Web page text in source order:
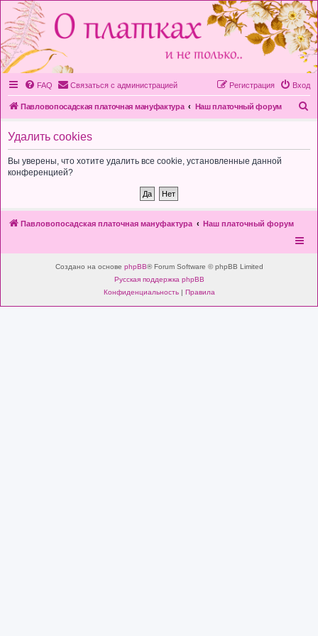
FAQ Связаться с администрацией Вход
Регистрация
Павловопосадская платочная мануфактура Наш платочный форум
Удалить cookies
Вы уверены, что хотите удалить все cookie, установленные данной
конференцией?
Павловопосадская платочная мануфактура Наш платочный форум
Создано на основе phpBB® Forum Software © phpBB Limited
Русская поддержка phpBB
Конфиденциальность| Правила